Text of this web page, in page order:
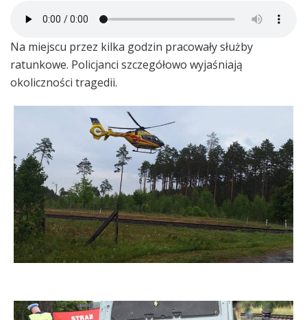
Na miejscu przez kilka godzin pracowały służby
ratunkowe. Policjanci szczegółowo wyjaśniają
okoliczności tragedii.